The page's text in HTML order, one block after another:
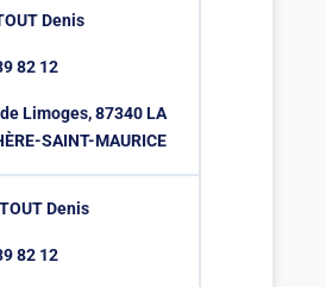
Denis
82 12
Limoges, 87340 LA
SAINT-MAURICE
Denis
82 12